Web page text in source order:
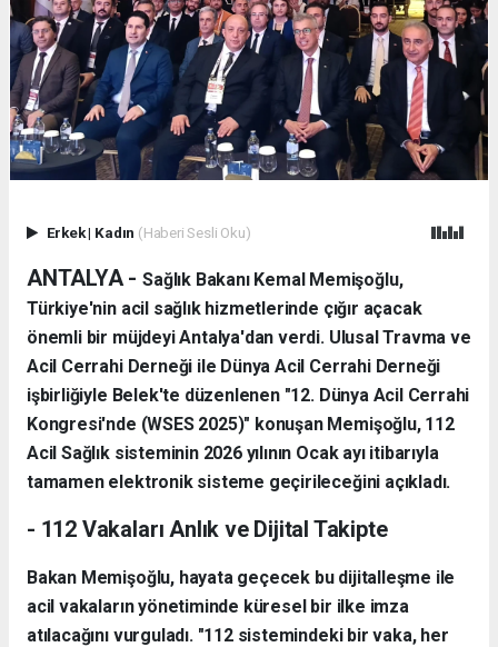
Erkek| Kadın (Haberi Sesli Oku)
ANTALYA -Sağlık Bakanı Kemal Memişoğlu,
Türkiye'nin acil sağlık hizmetlerinde çığır açacak
önemli bir müjdeyi Antalya'dan verdi. Ulusal Travma ve
Acil Cerrahi Derneği ile Dünya Acil Cerrahi Derneği
işbirliğiyle Belek'te düzenlenen "12. Dünya Acil Cerrahi
Kongresi'nde (WSES 2025)" konuşan Memişoğlu, 112
Acil Sağlık sisteminin 2026 yılının Ocak ayı itibarıyla
tamamen elektronik sisteme geçirileceğini açıkladı.
- 112 Vakaları Anlık ve Dijital Takipte
Bakan Memişoğlu, hayata geçecek bu dijitalleşme ile
acil vakaların yönetiminde küresel bir ilke imza
atılacağını vurguladı. "112 sistemindeki bir vaka, her